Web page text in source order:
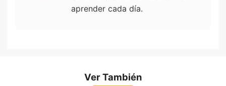
aprender cada día.
Ver También